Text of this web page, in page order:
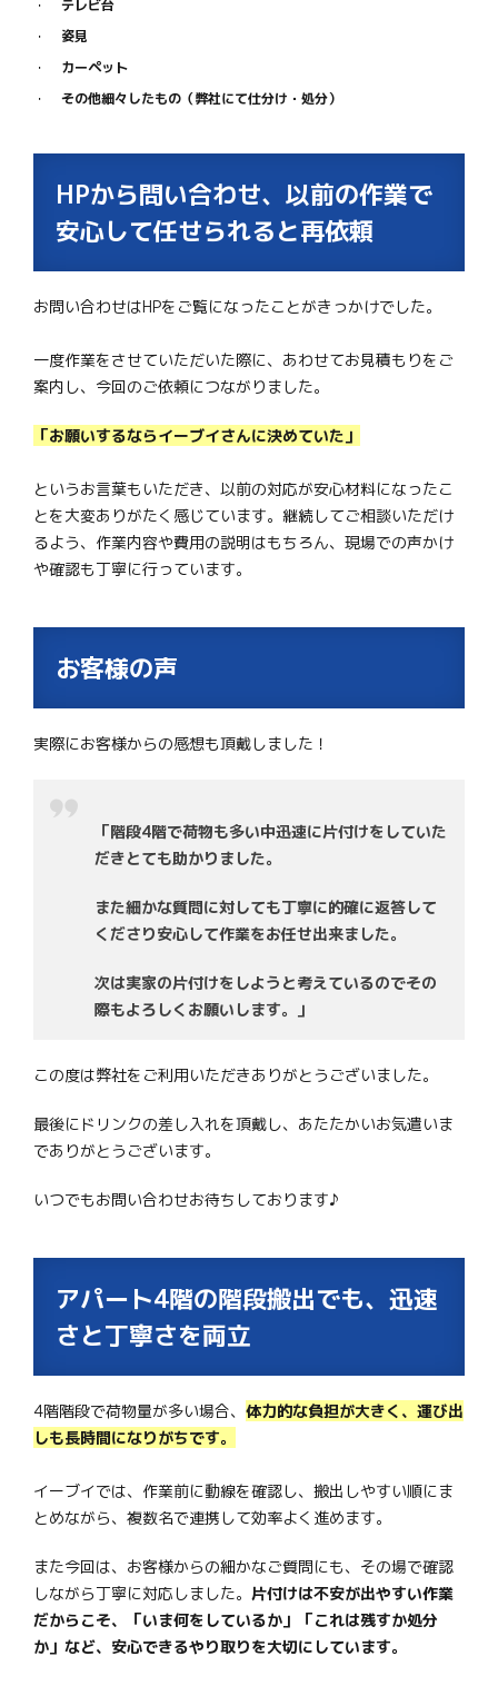
テレビ台
姿見
カーペット
その他細々したもの（弊社にて仕分け・処分）
HPから問い合わせ、以前の作業で
安心して任せられると再依頼
お問い合わせはHPをご覧になったことがきっかけでした。
一度作業をさせていただいた際に、あわせてお見積もりをご
案内し、今回のご依頼につながりました。
「お願いするならイーブイさんに決めていた」
というお言葉もいただき、以前の対応が安心材料になったこ
とを大変ありがたく感じています。継続してご相談いただけ
るよう、作業内容や費用の説明はもちろん、現場での声かけ
や確認も丁寧に行っています。
お客様の声
実際にお客様からの感想も頂戴しました！
「階段4階で荷物も多い中迅速に片付けをしていた
だきとても助かりました。
また細かな質問に対しても丁寧に的確に返答して
くださり安心して作業をお任せ出来ました。
次は実家の片付けをしようと考えているのでその
際もよろしくお願いします。
」
この度は弊社をご利用いただきありがとうございました。
最後にドリンクの差し入れを頂戴し、あたたかいお気遣いま
でありがとうございます。
いつでもお問い合わせお待ちしております♪
アパート4階の階段搬出でも、迅速
さと丁寧さを両立
4階階段で荷物量が多い場合、 体力的な負担が大きく、運び出
しも長時間になりがちです。
イーブイでは、作業前に動線を確認し、搬出しやすい順にま
とめながら、複数名で連携して効率よく進めます。
また今回は、お客様からの細かなご質問にも、その場で確認
しながら丁寧に対応しました。 片付けは不安が出やすい作業
だからこそ、「いま何をしているか」「これは残すか処分
か」など、安心できるやり取りを大切にしています。